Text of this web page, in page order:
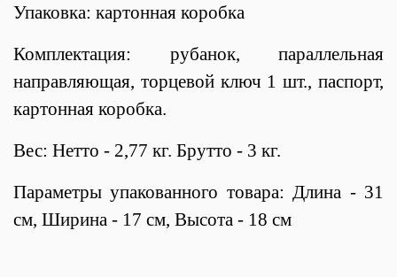
Упаковка: картонная коробка
Комплектация: рубанок, параллельная
направляющая, торцевой ключ 1 шт., паспорт,
картонная коробка.
Вес: Нетто - 2,77 кг. Брутто - 3 кг.
Параметры упакованного товара: Длина - 31
см, Ширина - 17 см, Высота - 18 см